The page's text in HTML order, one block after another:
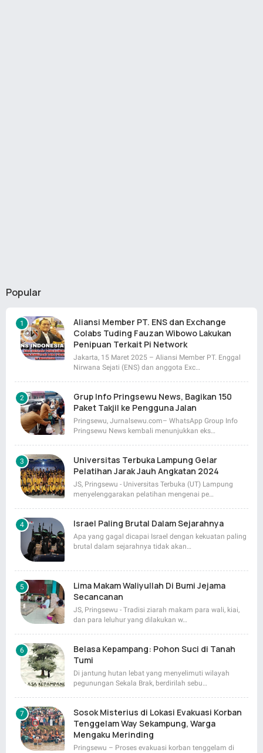
Popular
Aliansi Member PT. ENS dan Exchange
Colabs Tuding Fauzan Wibowo Lakukan
Penipuan Terkait Pi Network
Jakarta, 15 Maret 2025 – Aliansi Member PT. Enggal
Nirwana Sejati (ENS) dan anggota Exc…
Grup Info Pringsewu News, Bagikan 150
Paket Takjil ke Pengguna Jalan
Pringsewu, Jurnalsewu.com– WhatsApp Group Info
Pringsewu News kembali menunjukkan eks…
Universitas Terbuka Lampung Gelar
Pelatihan Jarak Jauh Angkatan 2024
JS, Pringsewu - Universitas Terbuka (UT) Lampung
menyelenggarakan pelatihan mengenai pe…
Israel Paling Brutal Dalam Sejarahnya
Apa yang gagal dicapai Israel dengan kekuatan paling
brutal dalam sejarahnya tidak akan…
Lima Makam Waliyullah Di Bumi Jejama
Secancanan
JS, Pringsewu - Tradisi ziarah makam para wali, kiai,
dan para leluhur yang dilakukan w…
Belasa Kepampang: Pohon Suci di Tanah
Tumi
Di jantung hutan lebat yang menyelimuti wilayah
pegunungan Sekala Brak, berdirilah sebu…
Sosok Misterius di Lokasi Evakuasi Korban
Tenggelam Way Sekampung, Warga
Mengaku Merinding
Pringsewu – Proses evakuasi korban tenggelam di